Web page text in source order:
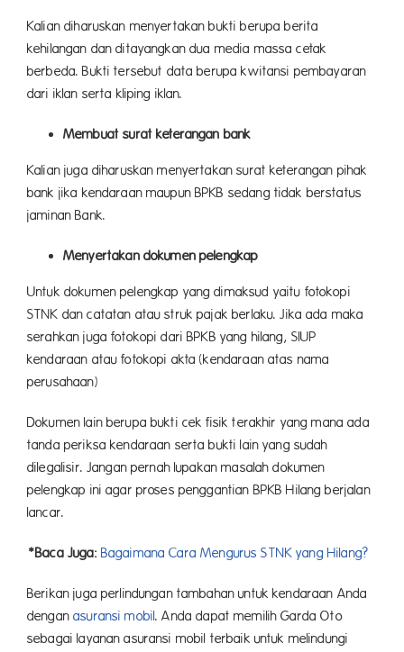
Kalian diharuskan menyertakan bukti berupa berita
kehilangan dan ditayangkan dua media massa cetak
berbeda. Bukti tersebut data berupa kwitansi pembayaran
dari iklan serta kliping iklan.
Membuat surat keterangan bank
Kalian juga diharuskan menyertakan surat keterangan pihak
bank jika kendaraan maupun BPKB sedang tidak berstatus
jaminan Bank.
Menyertakan dokumen pelengkap
Untuk dokumen pelengkap yang dimaksud yaitu fotokopi
STNK dan catatan atau struk pajak berlaku. Jika ada maka
serahkan juga fotokopi dari BPKB yang hilang, SIUP
kendaraan atau fotokopi akta (kendaraan atas nama
perusahaan)
Dokumen lain berupa bukti cek fisik terakhir yang mana ada
tanda periksa kendaraan serta bukti lain yang sudah
dilegalisir. Jangan pernah lupakan masalah dokumen
pelengkap ini agar proses penggantian BPKB Hilang berjalan
lancar.
*Baca Juga: Bagaimana Cara Mengurus STNK yang Hilang?
Berikan juga perlindungan tambahan untuk kendaraan Anda
denganasuransi mobil. Anda dapat memilih Garda Oto
sebagai layanan asuransi mobil terbaik untuk melindungi